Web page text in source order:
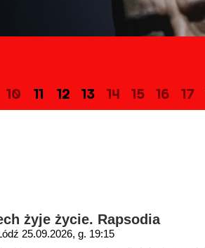
10 11 12 13 14 15 16 17
żyje życie. Rapsodia
25.09.2026, g. 19:15